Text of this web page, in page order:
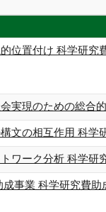
位置付け 科学研
実現のための総合
文の相互作用 科学
ワーク分析 科学研
事業 科学研究費